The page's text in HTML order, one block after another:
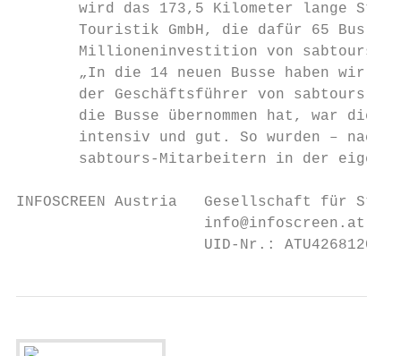
wird das 173,5 Kilometer lange
Touristik GmbH, die dafür 65 Bus-
       Millioneninvestition von sabtours
„In die 14 neuen Busse haben wir
der Geschäftsführer von sabtours.
die Busse übernommen hat, war die
intensiv und gut. So wurden – nach
sabtours-Mitarbeitern in der
INFOSCREEN Austria   Gesellschaft für
info@infoscreen.at |
UID-Nr.: ATU42681200